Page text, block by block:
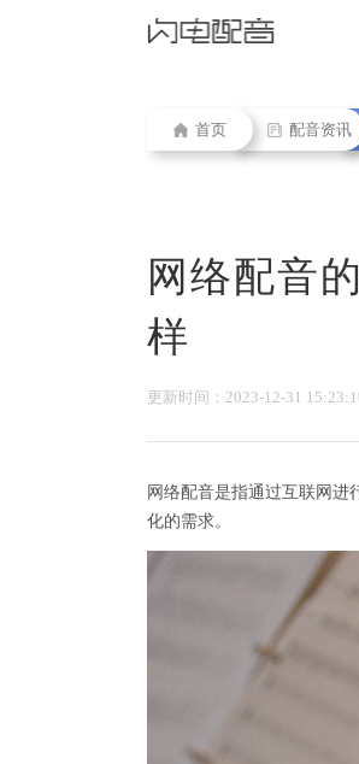
首页 配音资讯
网络配音
样
更新时间：2023-12-31
网络配音是指通过互联网进
化的需求。